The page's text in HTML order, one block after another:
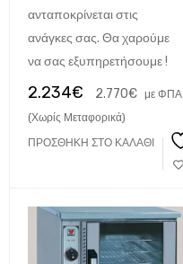
ανταποκρίνεται στις
ανάγκες σας. Θα χαρούμε
να σας εξυπηρετήσουμε !
2.234€ 2.770€ με ΦΠΑ
(Χωρίς Μεταφορικά)
ΠΡΟΣΘΉΚΗ ΣΤΟ ΚΑΛΆΘΙ